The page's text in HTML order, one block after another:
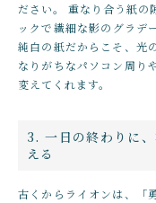
ださい。 重なり合う紙の
ックで繊細な影のグラデ
純白の紙だからこそ、光
なりがちなパソコン周り
変えてくれます。
3. 一日の終わりに
える
古くからライオンは、「